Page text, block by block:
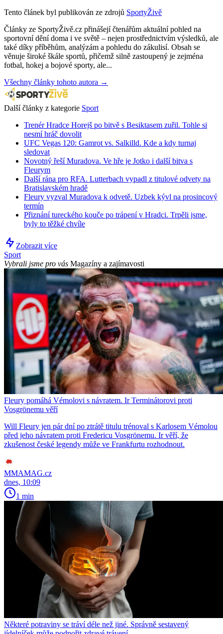
Tento článek byl publikován ze zdrojů SportyŽivě
Články ze SportyŽivě.cz přinášejí čtenářům aktuální pohled na
sportovní dění doma i ve světě – nejen prostřednictvím výsledků, ale
také díky příběhům, analýzám a pohledu do zákulisí. Obsah se
věnuje široké škále sportů, přičemž silně zastoupený je zejména
fotbal, hokej a bojové sporty, ale...
Všechny články tohoto autora →
Další články z kategorie Sport
Trenér Hradce Horejš po bitvě s Besiktasem zuřil. Tohle si
nesmí hráč dovolit
UFC Vegas 120: Gamrot vs. Salkilld. Kde a kdy turnaj
sledovat
Novotný řeší Muradova. Ve hře je Jotko i další bitva s
Fleurym
Další rána pro RFA. Lutterbach vypadl z titulové odvety na
Bratislavském hradě
Fleury vyzval Muradova k odvetě. Uzbek kývl na prosincový
termín
Přiznání tureckého kouče po trápení v Hradci. Trpěli jsme,
byly to těžké chvíle
Zobrazit více
Sport
Vybrali jsme pro vás Magazíny a zajímavosti
Fleury pomáhá Vémolovi s návratem. Ir Terminátorovi proti
Vosgrönemu věří
Will Fleury jen pár dní po ztrátě titulu trénoval s Karlosem Vémolou
před jeho návratem proti Fredericu Vosgrönemu. Ir věří, že
zkušenost české legendy může ve Frankfurtu rozhodnout.
MMAMAG.cz
dnes, 10:09
1 min
Některé potraviny se tráví déle než jiné. Správně sestavený